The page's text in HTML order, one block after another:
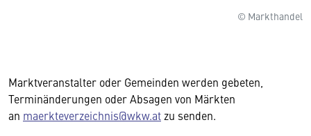
© Markthandel
Marktveranstalter oder Gemeinden werden gebeten,
Terminänderungen oder Absagen von Märkten
an maerkteverzeichnis@wkw.at zu senden.